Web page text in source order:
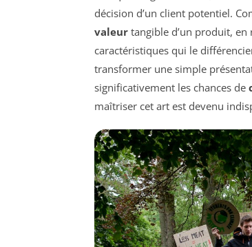
décision d’un client potentiel.
valeur tangible d’un produit, en
caractéristiques qui le
transformer une simple
significativement les chances de
maîtriser cet art est devenu